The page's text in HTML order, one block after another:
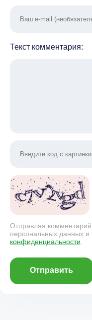
Текст комментария:
Отправляя
персональных данных и
конфиденциальности
Отправить